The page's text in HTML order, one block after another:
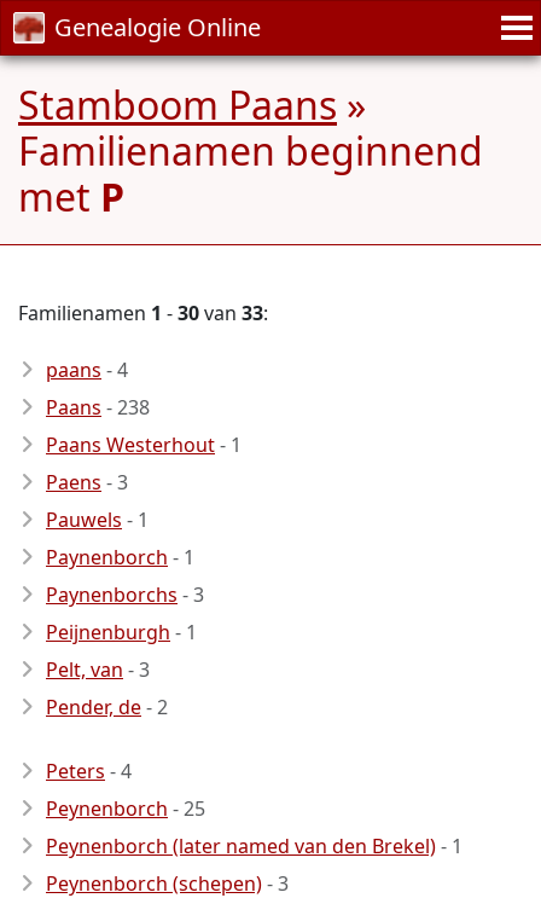
Genealogie Online
Stamboom Paans »
Familienamen beginnend
met P
Familienamen 1 -30van 33:
paans - 4
Paans - 238
Paans Westerhout- 1
Paens - 3
Pauwels - 1
Paynenborch - 1
Paynenborchs - 3
Peijnenburgh - 1
Pelt, van - 3
Pender, de- 2
Peters - 4
Peynenborch - 25
Peynenborch (later named van den Brekel)- 1
Peynenborch (schepen)- 3